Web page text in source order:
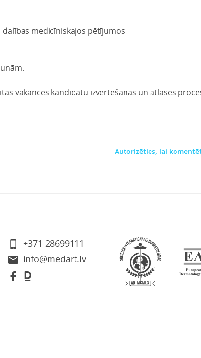
medicīniskajos pētījumos.
vakances kandidātu izvērtēšanas un atlases
Autorizēties, lai
+371 28699111
info@medart.lv